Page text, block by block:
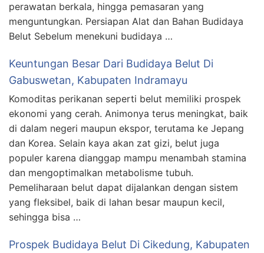
perawatan berkala, hingga pemasaran yang
menguntungkan. Persiapan Alat dan Bahan Budidaya
Belut Sebelum menekuni budidaya …
Keuntungan Besar Dari Budidaya Belut Di
Gabuswetan, Kabupaten Indramayu
Komoditas perikanan seperti belut memiliki prospek
ekonomi yang cerah. Animonya terus meningkat, baik
di dalam negeri maupun ekspor, terutama ke Jepang
dan Korea. Selain kaya akan zat gizi, belut juga
populer karena dianggap mampu menambah stamina
dan mengoptimalkan metabolisme tubuh.
Pemeliharaan belut dapat dijalankan dengan sistem
yang fleksibel, baik di lahan besar maupun kecil,
sehingga bisa …
Prospek Budidaya Belut Di Cikedung, Kabupaten